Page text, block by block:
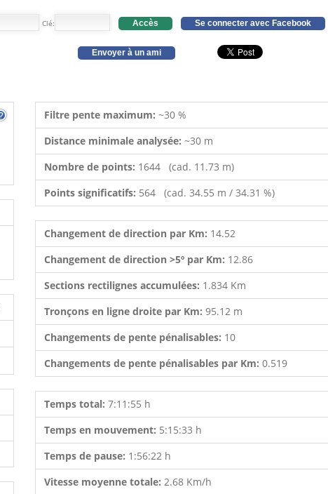
Clé: Accès Se connecter avec Facebook
Envoyer à un ami
Filtre pente maximum: ~30 %
Distance minimale analysée: ~30 m
Nombre de points: 1644 (cad. 11.73 m)
Points significatifs: 564 (cad. 34.55 m / 34.31 %)
Changement de direction par Km: 14.52
Changement de direction >5º par Km: 12.86
Sections rectilignes accumulées: 1.834 Km
Tronçons en ligne droite par Km: 95.12 m
Changements de pente pénalisables: 10
Changements de pente pénalisables par Km: 0.519
Temps total: 7:11:55 h
Temps en mouvement: 5:15:33 h
Temps de pause: 1:56:22 h
Vitesse moyenne totale: 2.68 Km/h